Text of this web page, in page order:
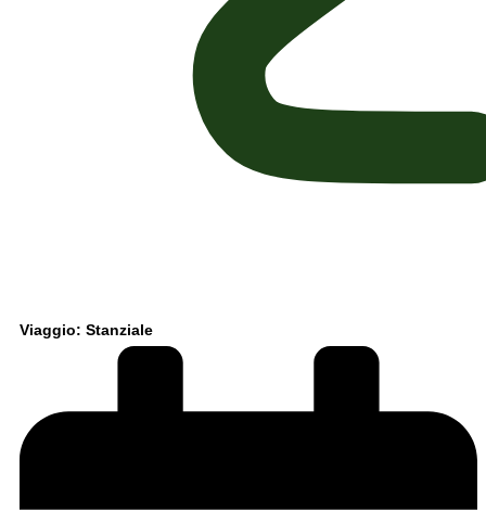
Viaggio: Stanziale